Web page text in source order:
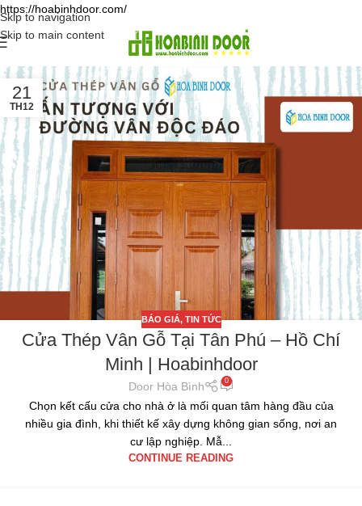
https://hoabinhdoor.com/
Skip to navigation
Skip to main content
21
TH12
BÁO GIÁ, TIN TỨC
Cửa Thép Vân Gỗ Tại Tân Phú – Hồ Chí
Minh | Hoabinhdoor
Door Hòa Bình 0
Chọn kết cấu cửa cho nhà ở là mối quan tâm hàng đầu của
nhiều gia đình, khi thiết kế xây dựng không gian sống, nơi an
cư lập nghiệp. Mẫ...
CONTINUE READING